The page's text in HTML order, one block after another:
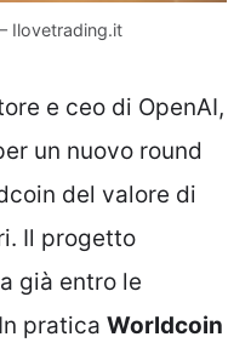
Ilovetrading.it
e ceo di OpenAI,
un nuovo round
del valore di
Il progetto
già entro le
pratica Worldcoin